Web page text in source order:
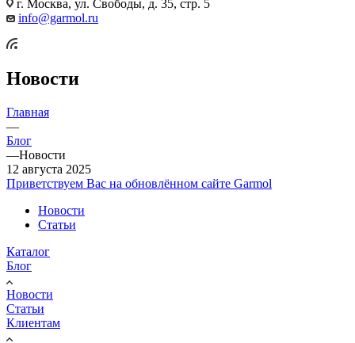
г. Москва, ул. Свободы, д. 35, стр. 5
info@garmol.ru
Новости
Главная
—
Блог
—Новости
12 августа 2025
Приветствуем Вас на обновлённом сайте Garmol
Новости
Статьи
Каталог
Блог
Новости
Статьи
Клиентам